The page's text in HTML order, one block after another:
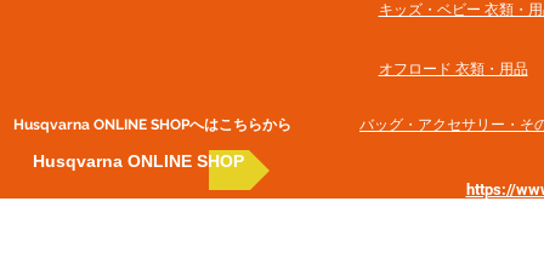
Husqvarna ONLINE SHOP​へはこちらから
Husqvarna ONLINE SHOP
キッズ・ベビー 衣類・
オフロード 衣類・用品
バッグ・アクセサリー・そ
https://